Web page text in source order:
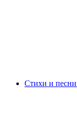
Стихи и песни